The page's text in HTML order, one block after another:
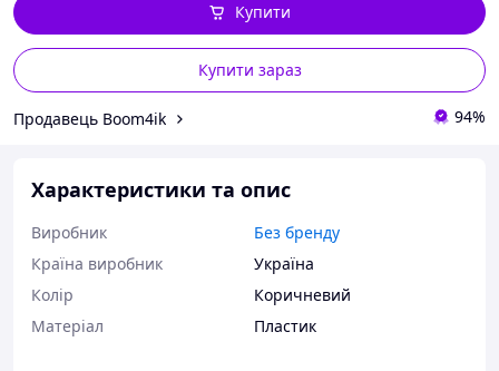
Купити зараз
Купити
Продавець Boom4ik 94%
Характеристики та опис
Виробник
Без бренду
Країна виробник
Україна
Колір
Коричневий
Матеріал
Пластик